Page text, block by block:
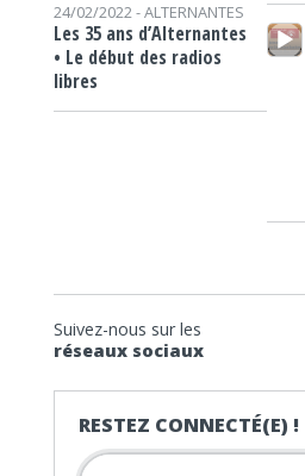
24/02/2022 -ALTERNANTES
Les 35 ans d’Alternantes
• Le début des radios
libres
Lecteur audio
Suivez-nous sur les
réseaux sociaux
RESTEZ CONNECTÉ(E) !